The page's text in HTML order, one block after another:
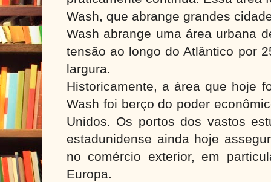
Wash, que abrange grandes
Wash abrange uma área urbana
tensão ao longo do Atlântico por
largura.
Historicamente, a área que hoje
Wash foi berço do poder
Unidos. Os portos dos vastos
estadunidense ainda hoje
no comércio exterior, em
Europa.